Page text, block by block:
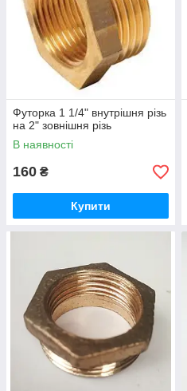
Футорка 1 1/4" внутрішня різь
на 2" зовнішня різь
В наявності
160 ₴
Купити